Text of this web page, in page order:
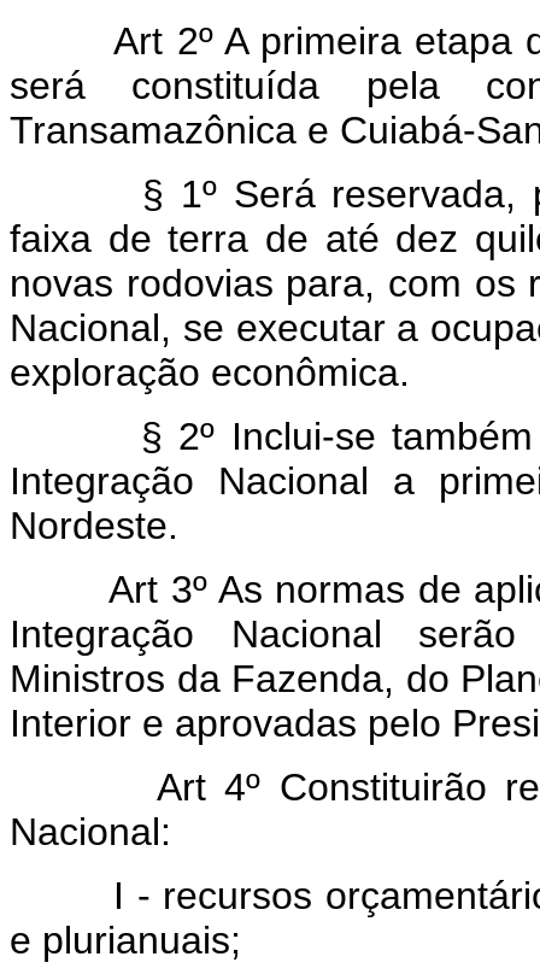
Art 2º A primeira etapa
será constituída pela
Transamazônica e Cuiabá-
§ 1º Será reservada,
faixa de terra de até dez
novas rodovias para, com os
Nacional, se executar a
exploração econômica.
§ 2º Inclui-se também
Integração Nacional a
Nordeste.
Art 3º As normas de
Integração Nacional
Ministros da Fazenda, do
Interior e aprovadas pelo
Art 4º Constituirão
Nacional:
I - recursos
e plurianuais;